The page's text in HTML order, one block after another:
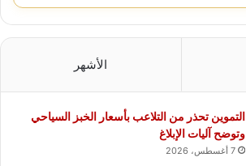
الأشهر
التموين تحذر من التلاعب بأسعار الخبز السياحي
وتوضح آليات الإبلاغ
7 أغسطس، 2026